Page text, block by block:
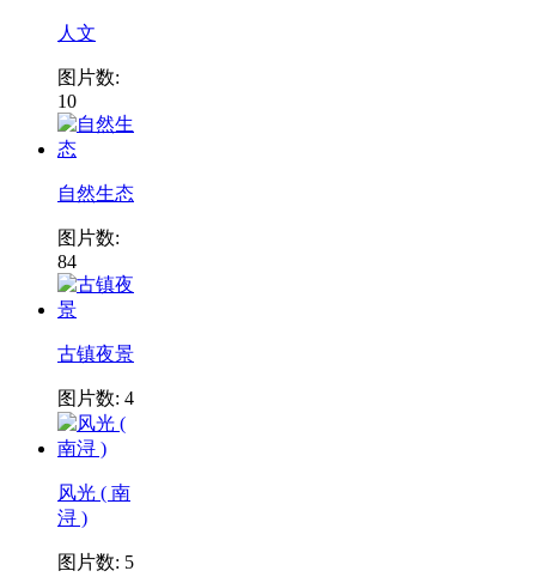
人文
图片数:
10
自然生态
图片数:
84
古镇夜景
图片数: 4
风光 ( 南
浔 )
图片数: 5